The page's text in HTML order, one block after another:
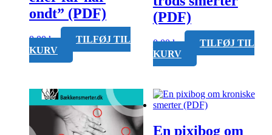
ondt” (PDF)
0,00kr.
TILFØJ TIL
KURV
(PDF)
0,00kr.
TILFØJ TIL
KURV
En pixibog om